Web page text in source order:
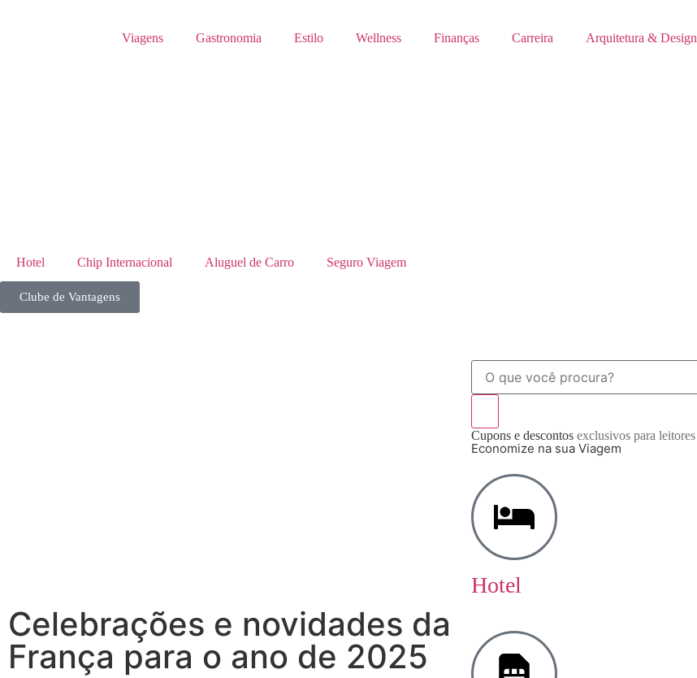
Viagens Gastronomia Estilo Wellness Finanças Carreira Arquitetura & Design
Hotel Chip Internacional Aluguel de Carro Seguro Viagem
Clube de Vantagens
Celebrações e novidades da
França para o ano de 2025
Cupons e descontos exclusivos para leitores
Economize na sua Viagem
Hotel